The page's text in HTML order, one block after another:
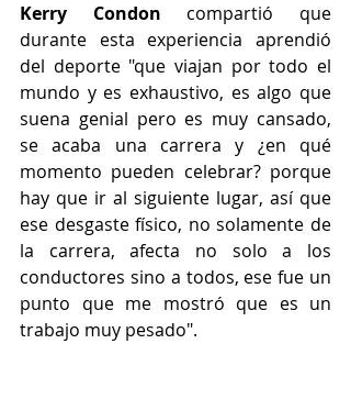
Kerry Condon compartió que
durante esta experiencia aprendió
del deporte "que viajan por todo el
mundo y es exhaustivo, es algo que
suena genial pero es muy cansado,
se acaba una carrera y ¿en qué
momento pueden celebrar? porque
hay que ir al siguiente lugar, así que
ese desgaste físico, no solamente de
la carrera, afecta no solo a los
conductores sino a todos, ese fue un
punto que me mostró que es un
trabajo muy pesado".